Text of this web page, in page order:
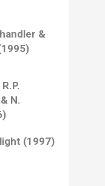
&
N.
(1997)